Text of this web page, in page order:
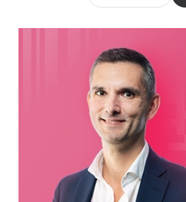
Comunicati stampa
Eventi e formazione
Tutti gli appuntamenti